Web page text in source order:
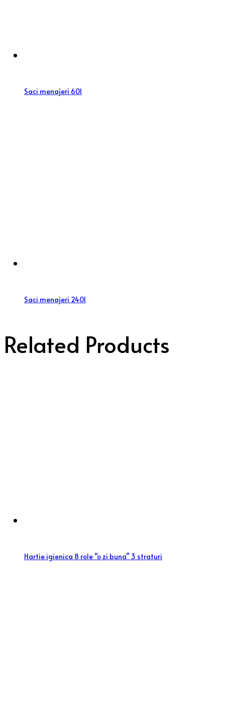
Saci menajeri 60l
Saci menajeri 240l
Related Products
Hartie igienica 8 role “o zi buna” 3 straturi